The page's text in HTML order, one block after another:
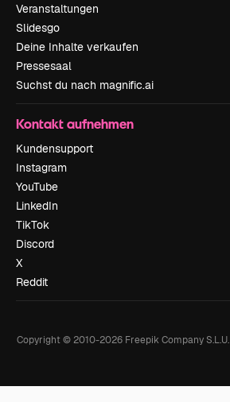
Veranstaltungen
Slidesgo
Deine Inhalte verkaufen
Pressesaal
Suchst du nach magnific.ai
Kontakt aufnehmen
Kundensupport
Instagram
YouTube
LinkedIn
TikTok
Discord
X
Reddit
Copyright © 2010-2026Freepik Company S.L.U.